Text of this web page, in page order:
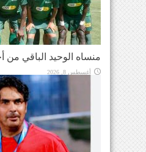
منساه الوحيد الباقي من
أغسطس 8, 2026